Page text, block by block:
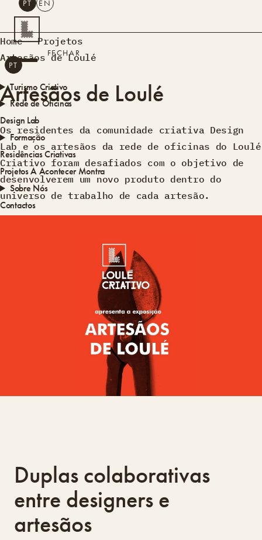
PESQUISAR
PT EN
Turismo Criativo
Rede de Oficinas
Design Lab
Formação
Residências Criativas
ProjetosA AcontecerMontra
Sobre Nós
Contactos
PT EN
FECHAR
Home
Projetos
Artesãos de Loulé
Artesãos de Loulé
Os residentes da comunidade criativa Design
Lab e os artesãos da rede de oficinas do Loulé
Criativo foram desafiados com o objetivo de
desenvolverem um novo produto dentro do
universo de trabalho de cada artesão.
Duplas colaborativas
entre designers e
artesãos